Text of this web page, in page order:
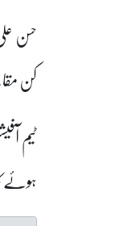
حسن
کن
ٹیم
ہوئے